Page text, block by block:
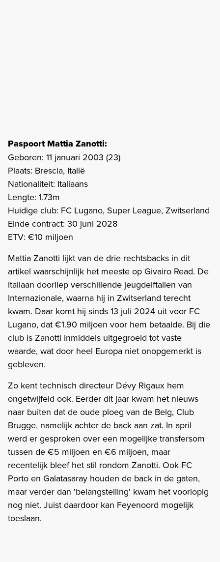
Paspoort Mattia Zanotti:
Geboren: 11 januari 2003 (23)
Plaats: Brescia, Italië
Nationaliteit: Italiaans
Lengte: 1.73m
Huidige club: FC Lugano, Super League, Zwitserland
Einde contract: 30 juni 2028
ETV: €10 miljoen
Mattia Zanotti lijkt van de drie rechtsbacks in dit
artikel waarschijnlijk het meeste op Givairo Read. De
Italiaan doorliep verschillende jeugdelftallen van
Internazionale, waarna hij in Zwitserland terecht
kwam. Daar komt hij sinds 13 juli 2024 uit voor FC
Lugano, dat €1.90 miljoen voor hem betaalde. Bij die
club is Zanotti inmiddels uitgegroeid tot vaste
waarde, wat door heel Europa niet onopgemerkt is
gebleven.
Zo kent technisch directeur Dévy Rigaux hem
ongetwijfeld ook. Eerder dit jaar kwam het nieuws
naar buiten dat de oude ploeg van de Belg, Club
Brugge, namelijk achter de back aan zat. In april
werd er gesproken over een mogelijke transfersom
tussen de €5 miljoen en €6 miljoen, maar
recentelijk bleef het stil rondom Zanotti. Ook FC
Porto en Galatasaray houden de back in de gaten,
maar verder dan 'belangstelling' kwam het voorlopig
nog niet. Juist daardoor kan Feyenoord mogelijk
toeslaan.